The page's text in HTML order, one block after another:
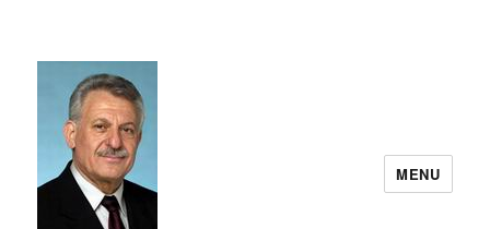
MENU